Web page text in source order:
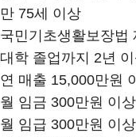
만 75세 이상
국민기초생활보장법
대학 졸업까지 2년
연 매출 15,000만원
월 임금 300만원 이
월 임급 300만원 이